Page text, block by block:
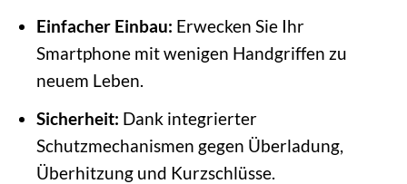
Einfacher Einbau: Erwecken Sie Ihr
Smartphone mit wenigen Handgriffen zu
neuem Leben.
Sicherheit: Dank integrierter
Schutzmechanismen gegen Überladung,
Überhitzung und Kurzschlüsse.